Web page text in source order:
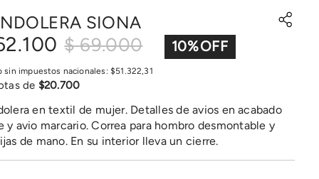
SIONA
.100 $69.000 10%
sin impuestos nacionales: $51 322,31
de $20.700
en textil de mujer. Detalles de avios en acabado
y avio marcario. Correa para hombro desmontable y
de mano. En su interior lleva un cierre.